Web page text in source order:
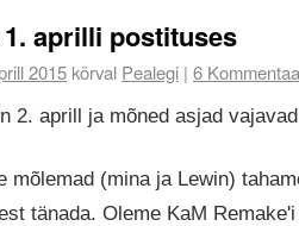
aprilli postituses
2015 kõrval Pealegi | 6
2. aprill ja mõned asjad
mõlemad (mina ja Lewin)
tänada. Oleme KaM